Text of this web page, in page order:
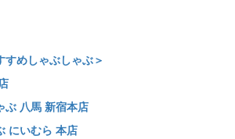
すめしゃぶしゃぶ＞
ぶ 八馬 新宿本店
にいむら 本店